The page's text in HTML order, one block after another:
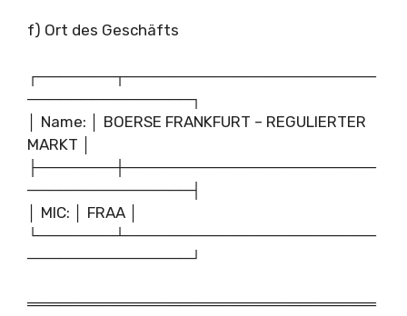
f) Ort des Geschäfts
┌───────┬───────────────────────
───────────────┐
│ Name: │ BOERSE FRANKFURT – REGULIERTER
MARKT │
├───────┼───────────────────────
───────────────┤
│ MIC: │ FRAA │
└───────┴───────────────────────
───────────────┘
════════════════════════════════